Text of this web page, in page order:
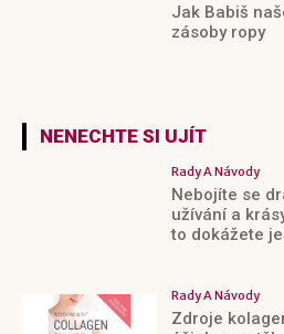
Jak Babiš
zásoby ropy
NENECHTE SI UJÍT
Rady A Návody
Nebojíte se
užívání a
to dokážete
Rady A Návody
Zdroje